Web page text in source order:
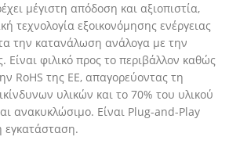
μέγιστη απόδοση και αξιοπιστία,
τεχνολογία εξοικονόμησης ενέργειας
την κατανάλωση ανάλογα με την
φιλικό προς το περιβάλλον καθώς
RoHS της ΕΕ, απαγορεύοντας τη
υλικών και το 70% του υλικού
ανακυκλώσιμο. Είναι Plug-and-Play
εγκατάσταση.